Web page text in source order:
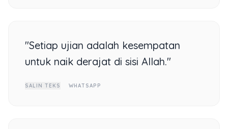
"Setiap ujian adalah kesempatan
untuk naik derajat di sisi Allah."
SALIN TEKS WHATSAPP